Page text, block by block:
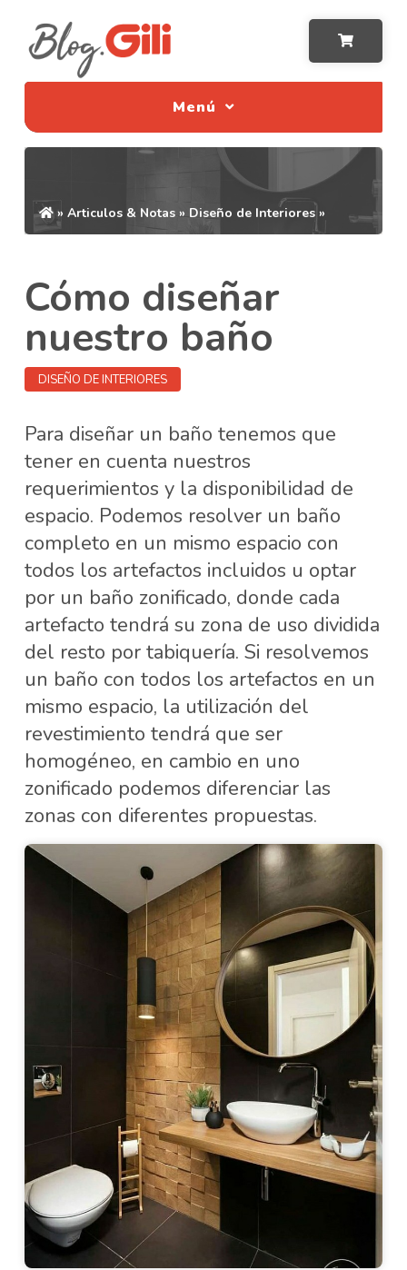
Menú
»Articulos & Notas » Diseño de Interiores »
Cómo diseñar
nuestro baño
DISEÑO DE INTERIORES
Para diseñar un baño tenemos que
tener en cuenta nuestros
requerimientos y la disponibilidad de
espacio. Podemos resolver un baño
completo en un mismo espacio con
todos los artefactos incluidos u optar
por un baño zonificado, donde cada
artefacto tendrá su zona de uso dividida
del resto por tabiquería. Si resolvemos
un baño con todos los artefactos en un
mismo espacio, la utilización del
revestimiento tendrá que ser
homogéneo, en cambio en uno
zonificado podemos diferenciar las
zonas con diferentes propuestas.